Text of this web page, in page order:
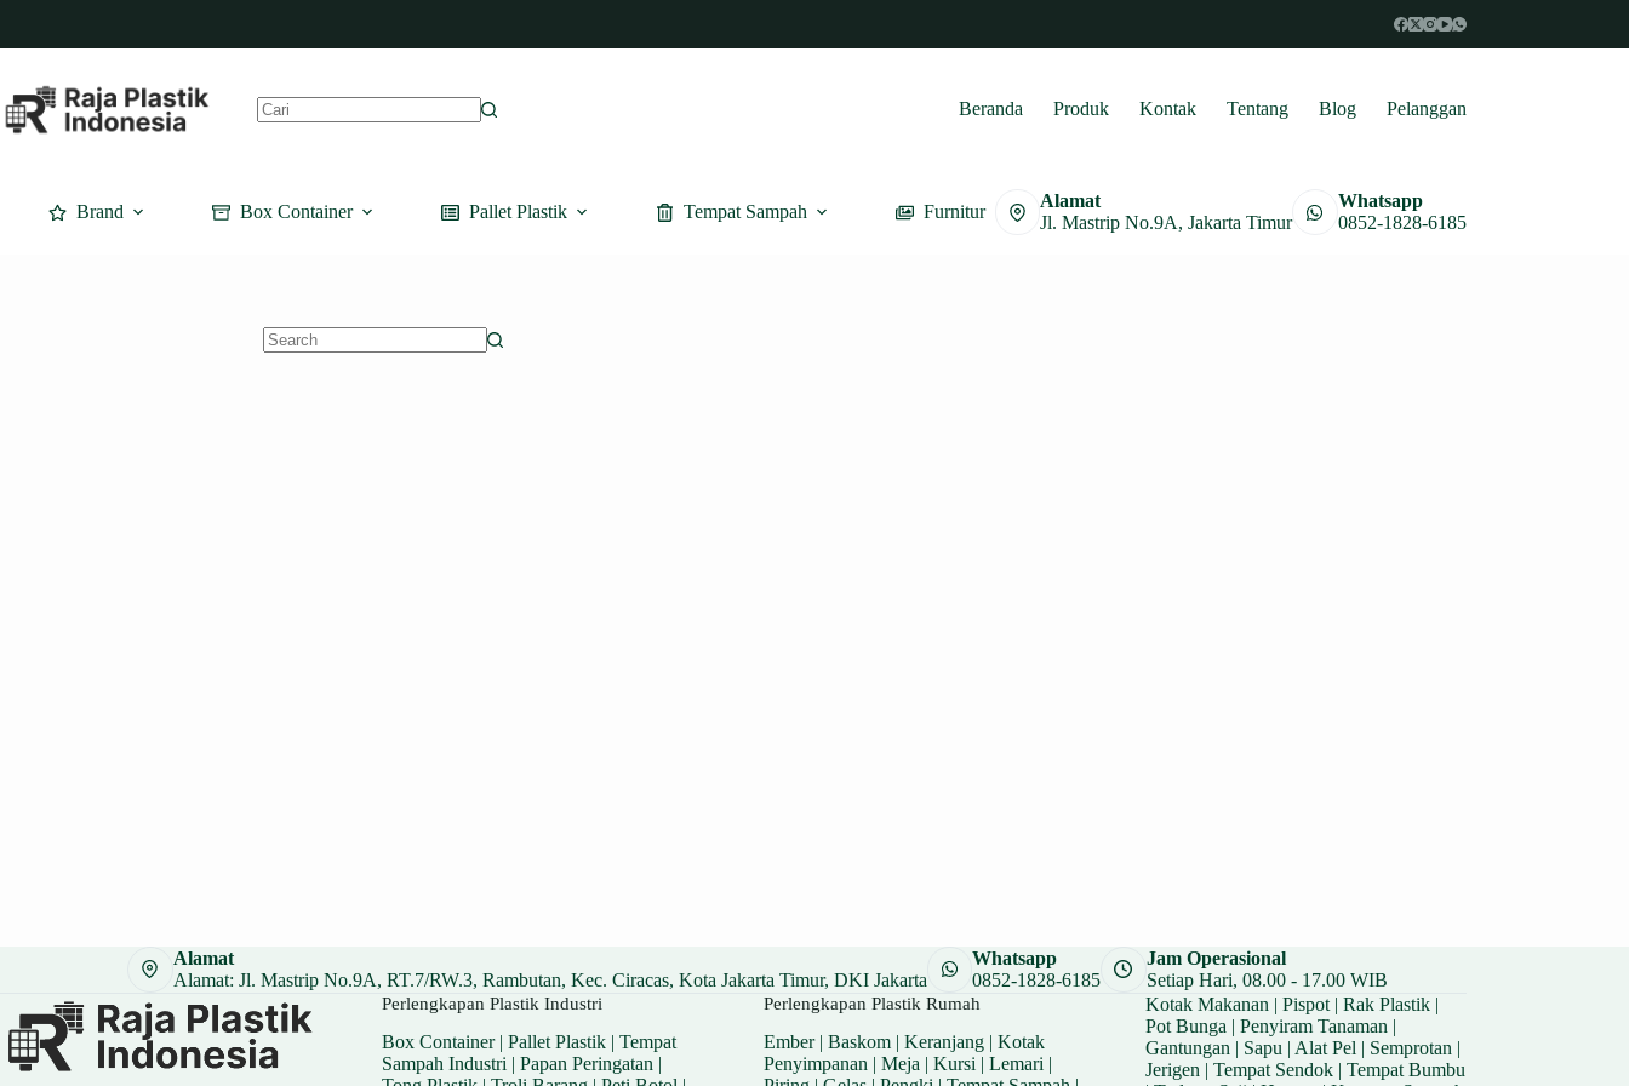
content
Beranda Produk Kontak Tentang Blog Pelanggan
Brand Box Container Pallet Plastik Tempat Sampah Furnitur
Alamat
Jl. Mastrip No.9A, Jakarta Timur
Whatsapp
0852-1828-6185
Alamat
Alamat: Jl. Mastrip No.9A, RT.7/RW.3, Rambutan, Kec. Ciracas, Kota Jakarta Timur, DKI Jakarta
Whatsapp
0852-1828-6185
Jam Operasional
Setiap Hari, 08.00 - 17.00 WIB
Perlengkapan Plastik Industri
Box Container| Pallet Plastik| Tempat
Sampah Industri | Papan Peringatan |
Perlengkapan Plastik Rumah
Ember| Baskom| Keranjang| Kotak
Penyimpanan | Meja | Kursi | Lemari |
Kotak Makanan | Pispot| Rak Plastik|
Pot Bunga | Penyiram Tanaman |
Gantungan | Sapu | Alat Pel | Semprotan |
Jerigen | Tempat Sendok| Tempat Bumbu